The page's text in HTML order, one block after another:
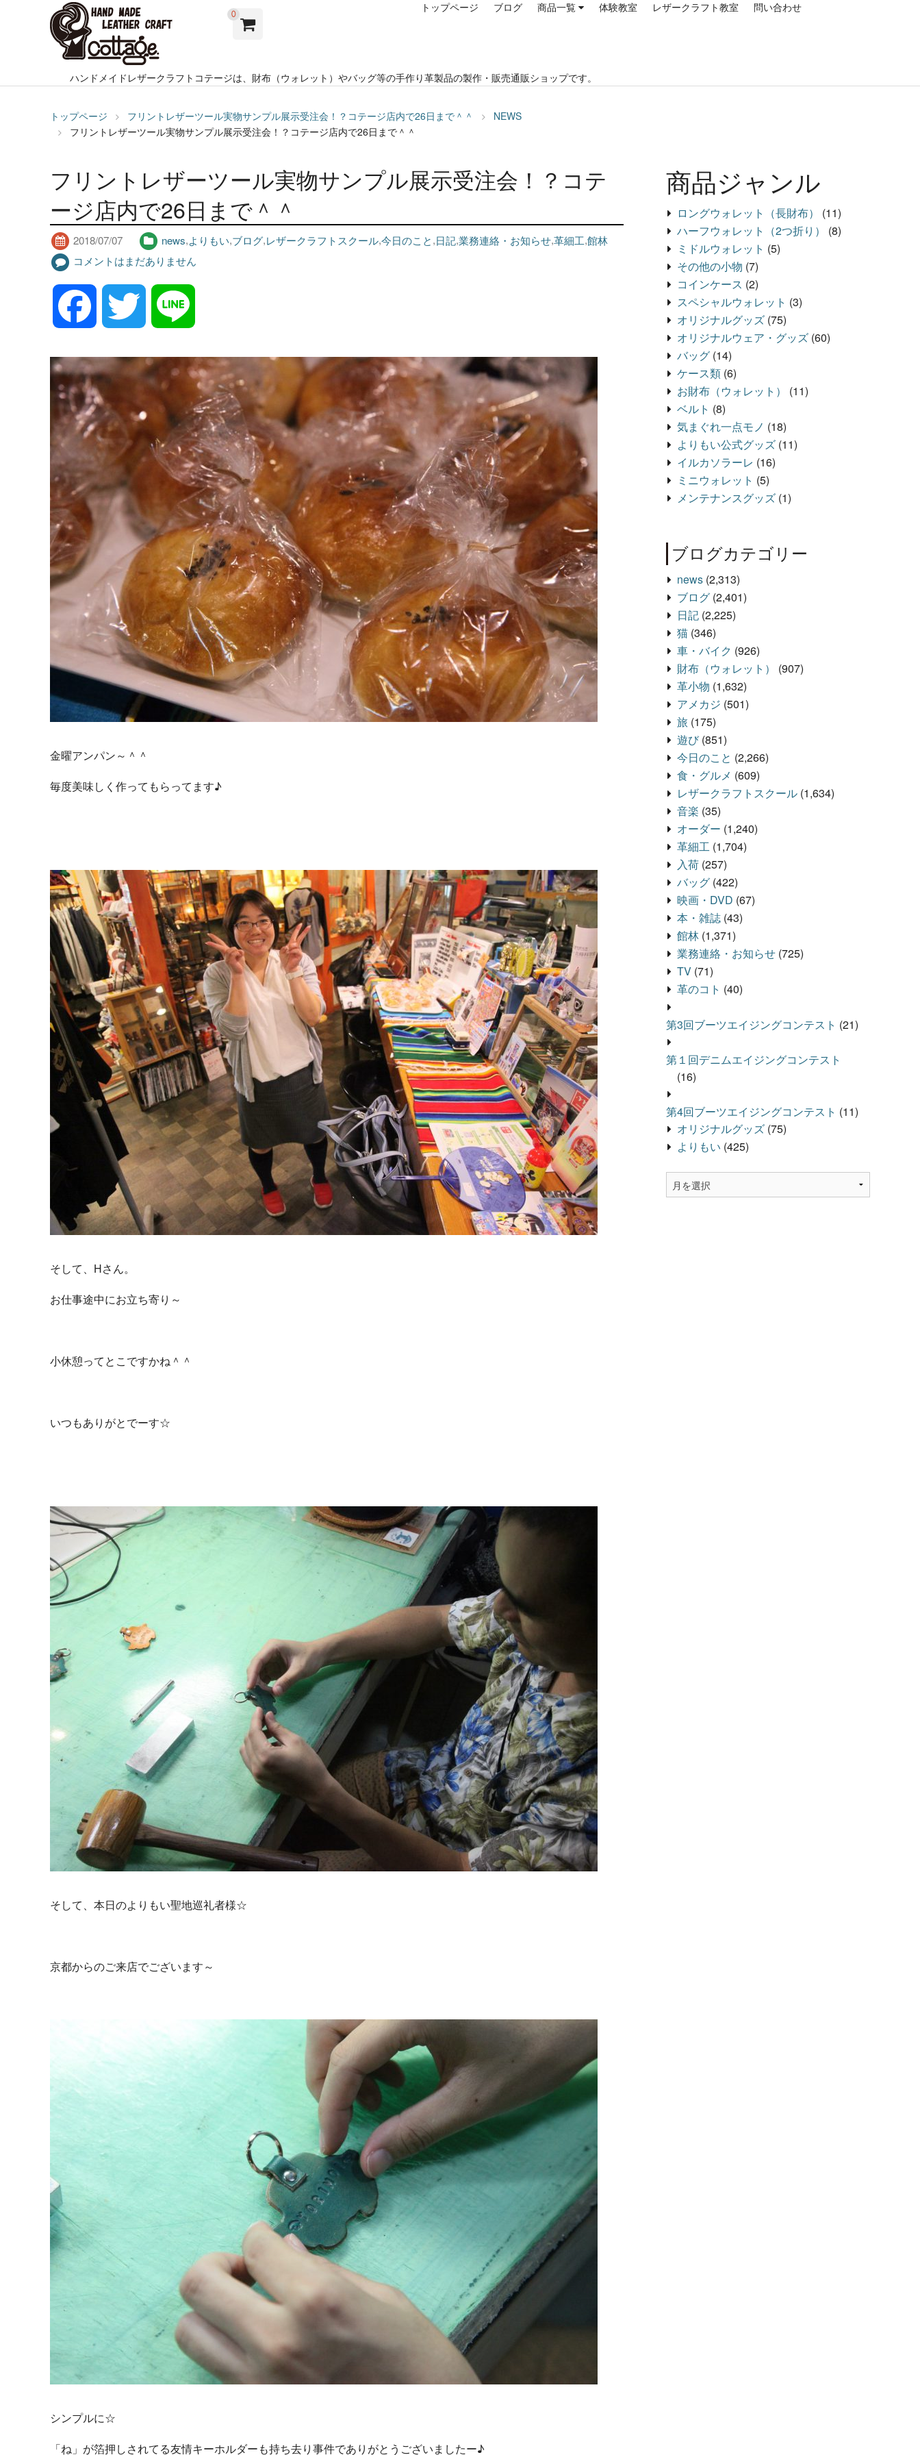
0
トップページ ブログ 商品一覧 体験教室 レザークラフト教室 問い合わせ
ハンドメイドレザークラフトコテージは、財布（ウォレット）やバッグ等の手作り革製品の製作・販売通販ショップです。
トップページ フリントレザーツール実物サンプル展示受注会！？コテージ店内で26日まで＾＾
NEWS
フリントレザーツール実物サンプル展示受注会！？コテージ店内で26日まで＾＾
フリントレザーツール実物サンプル展示受注会！？コテ
ージ店内で26日まで＾＾
2018/07/07 news,よりもい,ブログ,レザークラフトスクール,今日のこと,日記,業務連絡・お知らせ,革細工,館林
コメントはまだありません
c
e
b
e
r
n
e
金曜アンパン～＾＾
毎度美味しく作ってもらってます♪
そして、Hさん。
お仕事途中にお立ち寄り～
小休憩ってとこですかね＾＾
いつもありがとでーす☆
そして、本日のよりもい聖地巡礼者様☆
京都からのご来店でございます～
シンプルに☆
「ね」が箔押しされてる友情キーホルダーも持ち去り事件でありがとうございましたー♪
商品ジャンル
ロングウォレット（長財布）
(11)
ハーフウォレット（2つ折り）
(8)
ミドルウォレット (5)
その他の小物 (7)
コインケース (2)
スペシャルウォレット (3)
オリジナルグッズ (75)
オリジナルウェア・グッズ (60)
バッグ (14)
ケース類 (6)
お財布（ウォレット）
(11)
ベルト (8)
気まぐれ一点モノ (18)
よりもい公式グッズ (11)
イルカソラーレ (16)
ミニウォレット (5)
メンテナンスグッズ (1)
ブログカテゴリー
news (2,313)
ブログ (2,401)
日記 (2,225)
猫 (346)
車・バイク (926)
財布（ウォレット）
(907)
革小物 (1,632)
アメカジ (501)
旅 (175)
遊び(851)
今日のこと (2,266)
食・グルメ (609)
レザークラフトスクール (1,634)
音楽 (35)
オーダー (1,240)
革細工 (1,704)
入荷 (257)
バッグ (422)
映画・DVD (67)
本・雑誌 (43)
館林 (1,371)
業務連絡・お知らせ (725)
TV (71)
革のコト (40)
第3回ブーツエイジングコンテスト (21)
第１回デニムエイジングコンテスト
(16)
第4回ブーツエイジングコンテスト (11)
オリジナルグッズ (75)
よりもい (425)